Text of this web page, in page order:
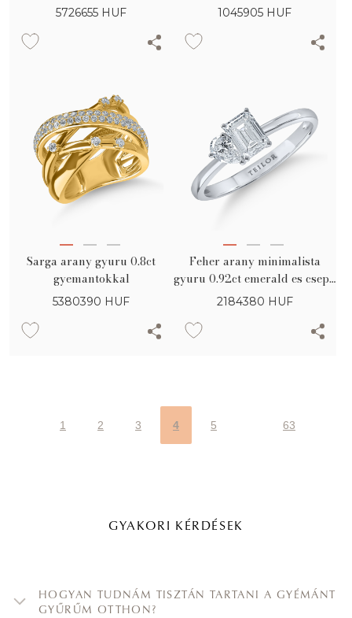
5726655 HUF 1045905 HUF
Sarga arany gyuru 0.8ct
gyemantokkal
5380390 HUF
Feher arany minimalista
gyuru 0.92ct emerald es csepp
alaku gyemantokkal
2184380 HUF
1 2 3 4 5 63
GYAKORI KÉRDÉSEK
HOGYAN TUDNÁM TISZTÁN TARTANI A GYÉMÁNT
GYŰRŰM OTTHON?